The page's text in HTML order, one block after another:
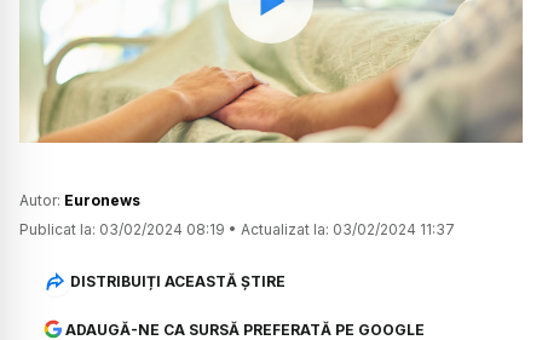
Watch
Autor: Euronews
Publicat la: 03/02/2024 08:19 • Actualizat la: 03/02/2024 11:37
DISTRIBUIȚI ACEASTĂ ȘTIRE
ADAUGĂ-NE CA SURSĂ PREFERATĂ PE GOOGLE